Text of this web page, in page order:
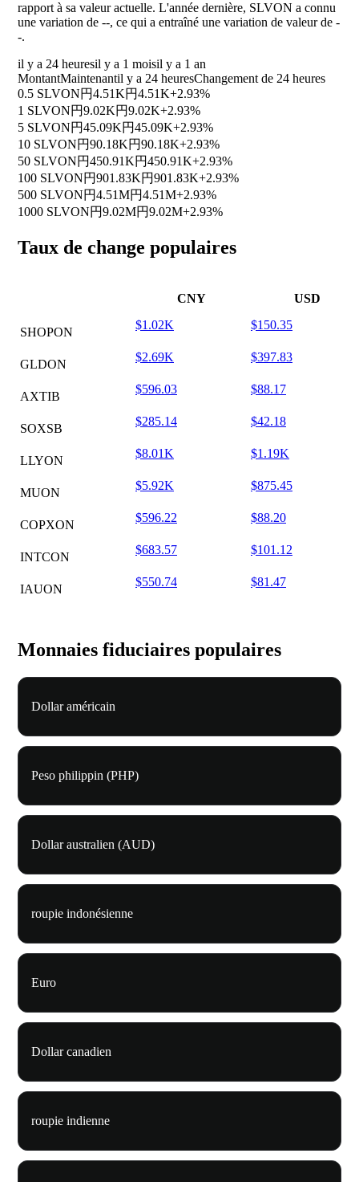
rapport à sa valeur actuelle. L'année dernière, SLVON a connu
une variation de --, ce qui a entraîné une variation de valeur de -
-.
il y a 24 heuresil y a 1 moisil y a 1 an
MontantMaintenantil y a 24 heuresChangement de 24 heures
0.5 SLVON円4.51K円4.51K+2.93%
1 SLVON円9.02K円9.02K+2.93%
5 SLVON円45.09K円45.09K+2.93%
10 SLVON円90.18K円90.18K+2.93%
50 SLVON円450.91K円450.91K+2.93%
100 SLVON円901.83K円901.83K+2.93%
500 SLVON円4.51M円4.51M+2.93%
1000 SLVON円9.02M円9.02M+2.93%
Taux de change populaires
CNY USD
SHOPON
$1.02K $150.35
GLDON
$2.69K $397.83
AXTIB
$596.03 $88.17
SOXSB
$285.14 $42.18
LLYON
$8.01K $1.19K
MUON
$5.92K $875.45
COPXON
$596.22 $88.20
INTCON
$683.57 $101.12
IAUON
$550.74 $81.47
Monnaies fiduciaires populaires
Dollar américain
Peso philippin (PHP)
Dollar australien (AUD)
roupie indonésienne
Euro
Dollar canadien
roupie indienne